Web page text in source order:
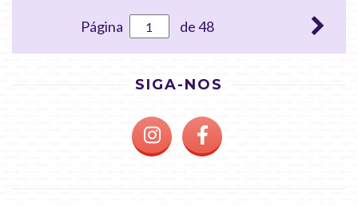
Página de 48
SIGA-NOS